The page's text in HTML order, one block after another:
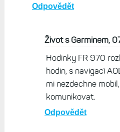
Odpovědět
Život s Garminem,
Hodinky FR 970
hodin, s navigací
mi nezdechne
komunikovat.
Odpovědět